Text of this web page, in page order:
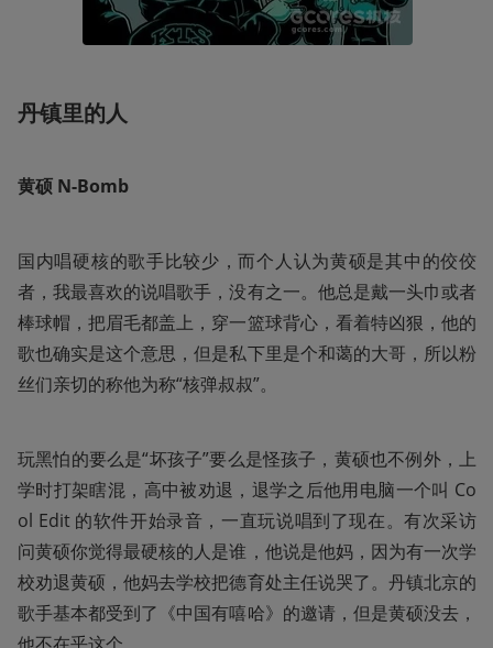
丹镇里的人
黄硕 N-Bomb
国内唱硬核的歌手比较少，而个人认为黄硕是其中的佼佼
者，我最喜欢的说唱歌手，没有之一。他总是戴一头巾或者
棒球帽，把眉毛都盖上，穿一篮球背心，看着特凶狠，他的
歌也确实是这个意思，但是私下里是个和蔼的大哥，所以粉
丝们亲切的称他为称“核弹叔叔”。
玩黑怕的要么是“坏孩子”要么是怪孩子，黄硕也不例外，上
学时打架瞎混，高中被劝退，退学之后他用电脑一个叫 Co
ol Edit 的软件开始录音，一直玩说唱到了现在。有次采访
问黄硕你觉得最硬核的人是谁，他说是他妈，因为有一次学
校劝退黄硕，他妈去学校把德育处主任说哭了。丹镇北京的
歌手基本都受到了《中国有嘻哈》的邀请，但是黄硕没去，